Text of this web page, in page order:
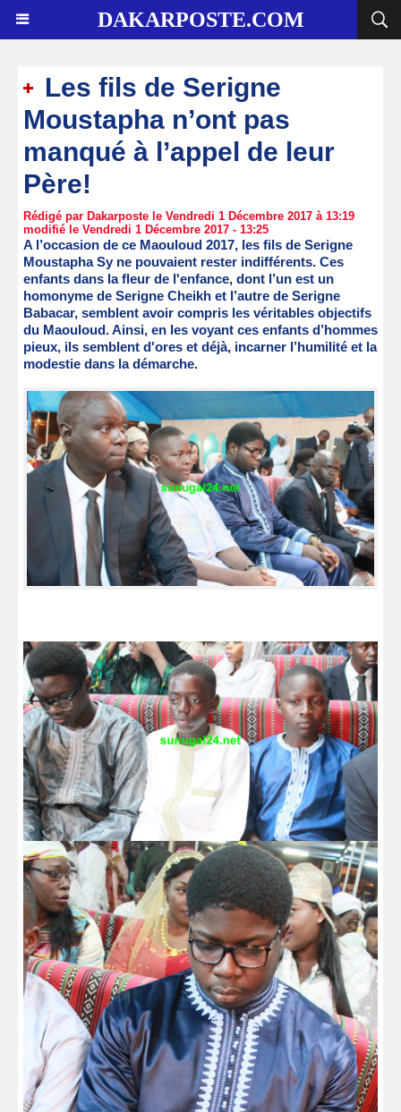
DAKARPOSTE.COM
Les fils de Serigne
Moustapha n’ont pas
manqué à l’appel de leur
Père!
Rédigé par Dakarposte le Vendredi 1 Décembre 2017 à 13:19
modifié le Vendredi 1 Décembre 2017 - 13:25
A l’occasion de ce Maouloud 2017, les fils de Serigne
Moustapha Sy ne pouvaient rester indifférents. Ces
enfants dans la fleur de l'enfance, dont l’un est un
homonyme de Serigne Cheikh et l’autre de Serigne
Babacar, semblent avoir compris les véritables objectifs
du Maouloud. Ainsi, en les voyant ces enfants d’hommes
pieux, ils semblent d'ores et déjà, incarner l’humilité et la
modestie dans la démarche.